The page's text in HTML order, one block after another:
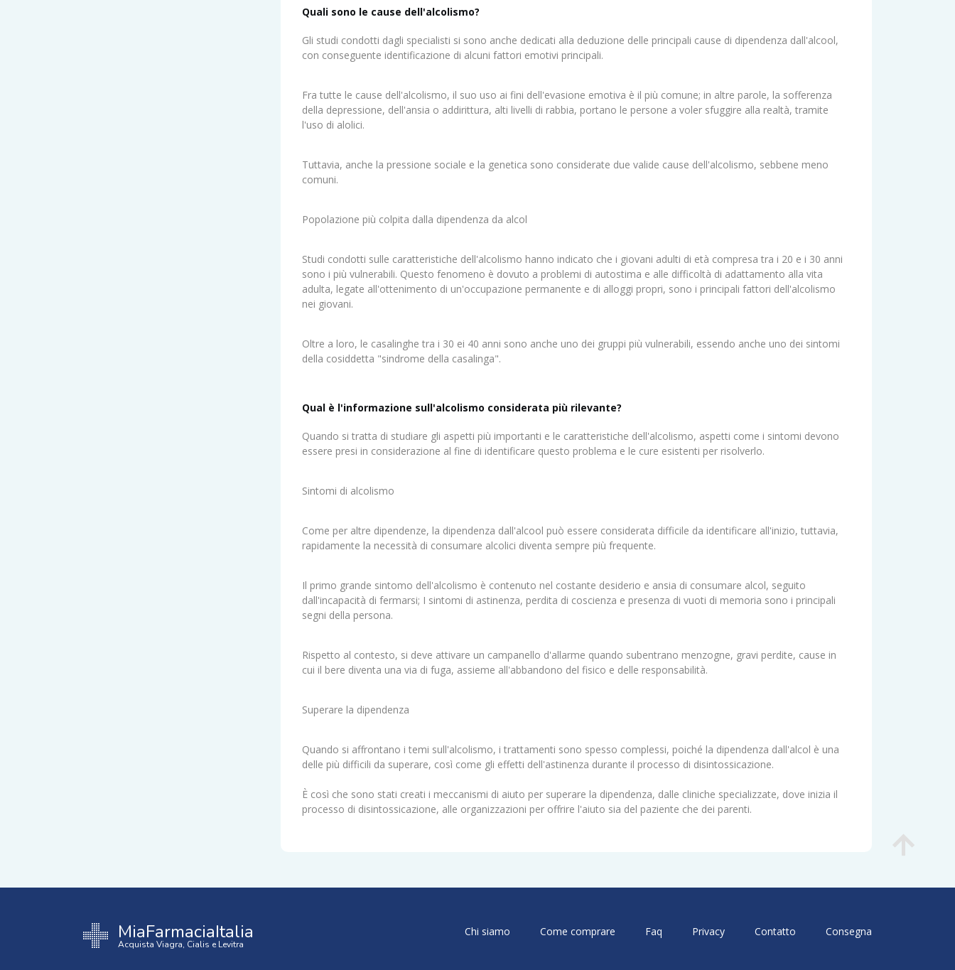
Quali sono le cause dell'alcolismo?
Gli studi condotti dagli specialisti si sono anche dedicati alla deduzione delle principali cause di dipendenza dall'alcool,
con conseguente identificazione di alcuni fattori emotivi principali.
Fra tutte le cause dell'alcolismo, il suo uso ai fini dell'evasione emotiva è il più comune; in altre parole, la sofferenza
della depressione, dell'ansia o addirittura, alti livelli di rabbia, portano le persone a voler sfuggire alla realtà, tramite
l'uso di alolici.
Tuttavia, anche la pressione sociale e la genetica sono considerate due valide cause dell'alcolismo, sebbene meno
comuni.
Popolazione più colpita dalla dipendenza da alcol
Studi condotti sulle caratteristiche dell'alcolismo hanno indicato che i giovani adulti di età compresa tra i 20 e i 30 anni
sono i più vulnerabili. Questo fenomeno è dovuto a problemi di autostima e alle difficoltà di adattamento alla vita
adulta, legate all'ottenimento di un'occupazione permanente e di alloggi propri, sono i principali fattori dell'alcolismo
nei giovani.
Oltre a loro, le casalinghe tra i 30 ei 40 anni sono anche uno dei gruppi più vulnerabili, essendo anche uno dei sintomi
della cosiddetta "sindrome della casalinga".
Qual è l'informazione sull'alcolismo considerata più rilevante?
Quando si tratta di studiare gli aspetti più importanti e le caratteristiche dell'alcolismo, aspetti come i sintomi devono
essere presi in considerazione al fine di identificare questo problema e le cure esistenti per risolverlo.
Sintomi di alcolismo
Come per altre dipendenze, la dipendenza dall'alcool può essere considerata difficile da identificare all'inizio, tuttavia,
rapidamente la necessità di consumare alcolici diventa sempre più frequente.
Il primo grande sintomo dell'alcolismo è contenuto nel costante desiderio e ansia di consumare alcol, seguito
dall'incapacità di fermarsi; I sintomi di astinenza, perdita di coscienza e presenza di vuoti di memoria sono i principali
segni della persona.
Rispetto al contesto, si deve attivare un campanello d'allarme quando subentrano menzogne, gravi perdite, cause in
cui il bere diventa una via di fuga, assieme all'abbandono del fisico e delle responsabilità.
Superare la dipendenza
Quando si affrontano i temi sull'alcolismo, i trattamenti sono spesso complessi, poiché la dipendenza dall'alcol è una
delle più difficili da superare, così come gli effetti dell'astinenza durante il processo di disintossicazione.
È così che sono stati creati i meccanismi di aiuto per superare la dipendenza, dalle cliniche specializzate, dove inizia il
processo di disintossicazione, alle organizzazioni per offrire l'aiuto sia del paziente che dei parenti.
MiaFarmaciaItalia
Acquista Viagra, Cialis e Levitra
Chi siamo Come comprare Faq Privacy Contatto Consegna